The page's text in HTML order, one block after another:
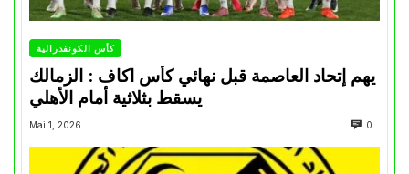
كأس الكونفدرالية
يهم إتحاد العاصمة قبل نهائي كأس اكاف : الزمالك
Mai 1, 2026 0